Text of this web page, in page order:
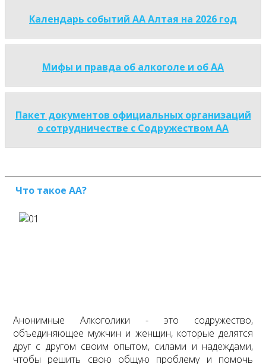
Календарь событий АА Алтая на 2026 год
Мифы и правда об алкоголе и об АА
Пакет документов официальных организаций
о сотрудничестве с Содружеством АА
Что такое АА?
Анонимные Алкоголики - это содружество,
объединяющее мужчин и женщин, которые делятся
друг с другом своим опытом, силами и надеждами,
чтобы решить свою общую проблему и помочь